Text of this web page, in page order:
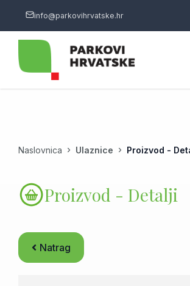
info@parkovihrvatske.hr
Naslovnica Ulaznice Proizvod -
Proizvod - Detalji
Natrag